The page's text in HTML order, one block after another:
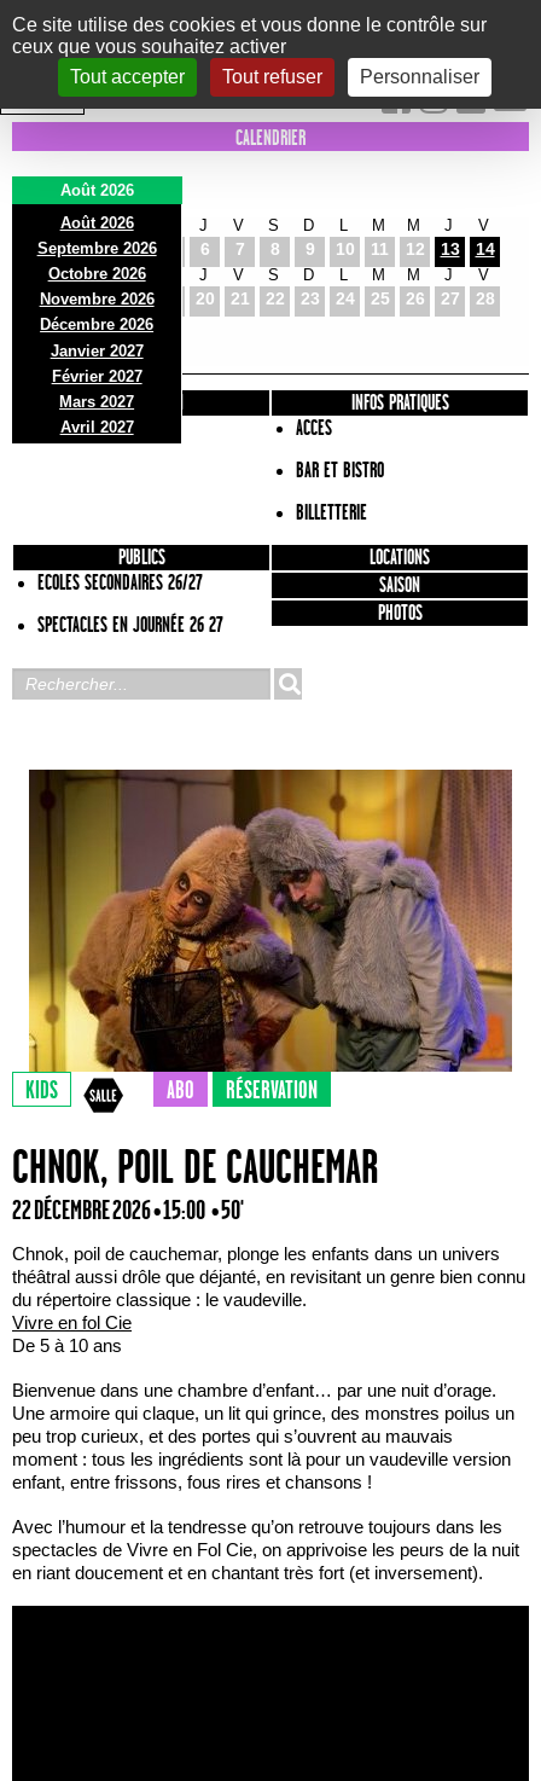
Panneau de gestion des cookies
Ce site utilise des cookies et vous donne le contrôle sur
ceux que vous souhaitez activer
Tout accepter
Tout refuser Personnaliser
Le Marni
CONCERTS DANSE/CIRQUE THÉÂTRE KIDS EXPOS EVENTS
INTRA MUROS
CALENDRIER
Août 2026
Août 2026
Septembre 2026
Octobre 2026
Novembre 2026
Décembre 2026
Janvier 2027
Février 2027
Mars 2027
Avril 2027
D
2
L
3
M
4
J
6
V
7
S
8
D
9 10
M
11
M
12
J
13
V
14
D
16
L
17
M
18
J
20
V
21
S
22
D
23 24
M
25
M
26
J
27
V
28
D
30
L
31
PRÉSENTATION
INFOS PRATIQUES
ACCES
BAR ET BISTRO
BILLETTERIE
PUBLICS
ECOLES SECONDAIRES 26/27
SPECTACLES EN JOURNÉE 26 27
LOCATIONS
SAISON
PHOTOS
KIDS ABO RÉSERVATION
CHNOK, POIL DE CAUCHEMAR
22 DÉCEMBRE 2026 • 15:00 • 50'
Chnok, poil de cauchemar, plonge les enfants dans un univers
théâtral aussi drôle que déjanté, en revisitant un genre bien connu
du répertoire classique : le vaudeville.
Vivre en fol Cie
De 5 à 10 ans
Bienvenue dans une chambre d’enfant… par une nuit d’orage.
Une armoire qui claque, un lit qui grince, des monstres poilus un
peu trop curieux, et des portes qui s’ouvrent au mauvais
moment : tous les ingrédients sont là pour un vaudeville version
enfant, entre frissons, fous rires et chansons !
Avec l’humour et la tendresse qu’on retrouve toujours dans les
spectacles de Vivre en Fol Cie, on apprivoise les peurs de la nuit
en riant doucement et en chantant très fort (et inversement).